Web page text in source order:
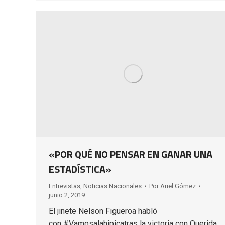
«POR QUÉ NO PENSAR EN GANAR UNA
ESTADÍSTICA»
Entrevistas, Noticias Nacionales Por Ariel Gómez
junio 2, 2019
El jinete Nelson Figueroa habló